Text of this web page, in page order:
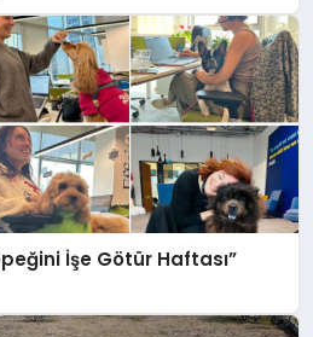
İşe Götür Haftası”